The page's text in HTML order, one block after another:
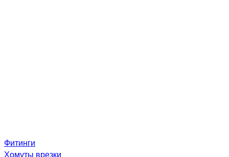
Фитинги
Хомуты врезки